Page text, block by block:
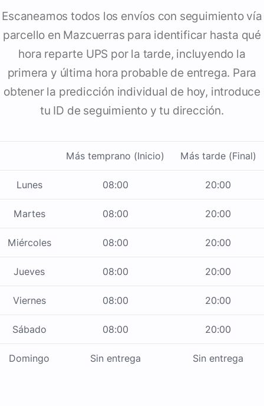
Escaneamos todos los envíos con seguimiento vía
parcello en Mazcuerras para identificar hasta qué
hora reparte UPS por la tarde, incluyendo la
primera y última hora probable de entrega. Para
obtener la predicción individual de hoy, introduce
tu ID de seguimiento y tu dirección.
Más temprano (Inicio) Más tarde (Final)
Lunes 08:00 20:00
Martes 08:00 20:00
Miércoles 08:00 20:00
Jueves 08:00 20:00
Viernes 08:00 20:00
Sábado 08:00 20:00
Domingo Sin entrega Sin entrega